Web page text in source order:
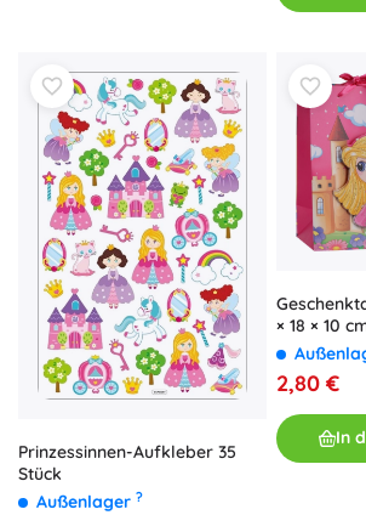
Prinzessinnen-Aufkleber 35
Stück
Außenlager ?
× 18 × 10
2,80 €
In